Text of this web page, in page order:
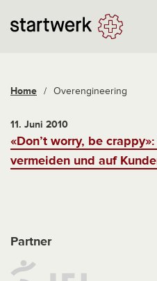
Home / Overengineering
11. Juni 2010
«Don’t worry, be
vermeiden und auf
Partner